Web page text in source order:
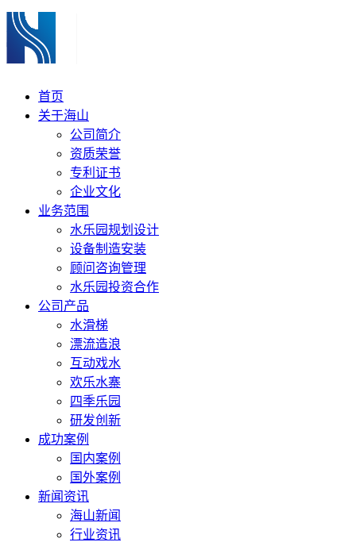
首页
关于海山
公司简介
资质荣誉
专利证书
企业文化
业务范围
水乐园规划设计
设备制造安装
顾问咨询管理
水乐园投资合作
公司产品
水滑梯
漂流造浪
互动戏水
欢乐水寨
四季乐园
研发创新
成功案例
国内案例
国外案例
新闻资讯
海山新闻
行业资讯